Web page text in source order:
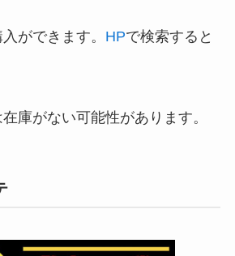
ができます。 HPで検索すると
庫がない可能性があります。